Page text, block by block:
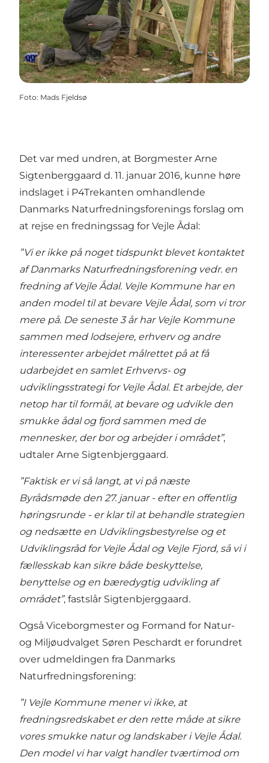
Foto: Mads Fjeldsø
Det var med undren, at Borgmester Arne
Sigtenberggaard d. 11. januar 2016, kunne høre
indslaget i P4Trekanten omhandlende
Danmarks Naturfredningsforenings forslag om
at rejse en fredningssag for Vejle Ådal:
”Vi er ikke på noget tidspunkt blevet kontaktet
af Danmarks Naturfredningsforening vedr. en
fredning af Vejle Ådal. Vejle Kommune har en
anden model til at bevare Vejle Ådal, som vi tror
mere på. De seneste 3 år har Vejle Kommune
sammen med lodsejere, erhverv og andre
interessenter arbejdet målrettet på at få
udarbejdet en samlet Erhvervs- og
udviklingsstrategi for Vejle Ådal. Et arbejde, der
netop har til formål, at bevare og udvikle den
smukke ådal og fjord sammen med de
mennesker, der bor og arbejder i området”,
udtaler Arne Sigtenbjerggaard.
”Faktisk er vi så langt, at vi på næste
Byrådsmøde den 27. januar - efter en offentlig
høringsrunde - er klar til at behandle strategien
og nedsætte en Udviklingsbestyrelse og et
Udviklingsråd for Vejle Ådal og Vejle Fjord, så vi i
fællesskab kan sikre både beskyttelse,
benyttelse og en bæredygtig udvikling af
området”, fastslår Sigtenbjerggaard.
Også Viceborgmester og Formand for Natur-
og Miljøudvalget Søren Peschardt er forundret
over udmeldingen fra Danmarks
Naturfredningsforening:
”I Vejle Kommune mener vi ikke, at
fredningsredskabet er den rette måde at sikre
vores smukke natur og landskaber i Vejle Ådal.
Den model vi har valgt handler tværtimod om